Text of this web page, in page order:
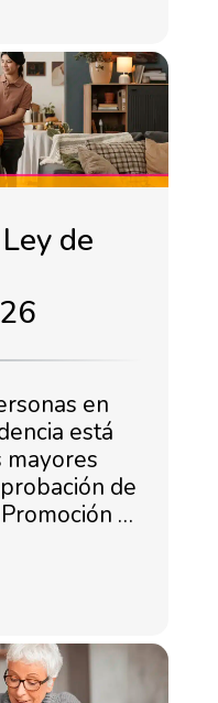
de
en
está
mayores
de
…